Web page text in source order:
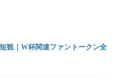
観｜W杯関連ファントークン全